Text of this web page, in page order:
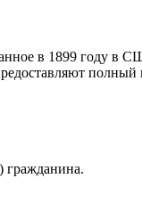
в 1899 году в
полный
гражданина.